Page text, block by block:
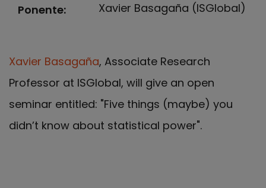
Ponente Xavier Basagaña (ISGlobal)
Xavier Basagaña, Associate Research
Professor at ISGlobal, will give an open
seminar entitled: "Five things (maybe) you
didn’t know about statistical power".